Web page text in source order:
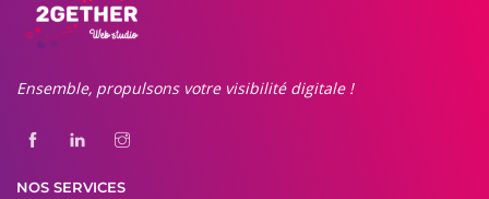
Ensemble, propulsons votre visibilité digitale !
NOS SERVICES